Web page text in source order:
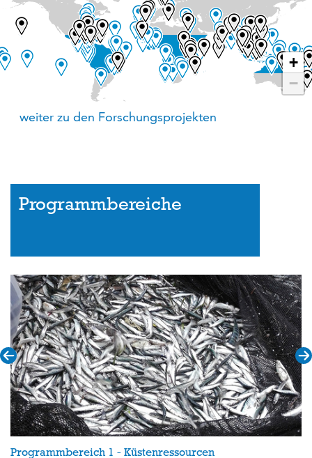
+
−
weiter zu den Forschungsprojekten
Programmbereiche
Programmbereich 1 - Küstenressourcen